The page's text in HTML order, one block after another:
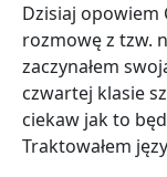
Dzisiaj opowiem
rozmowę z tzw.
zaczynałem
czwartej klasie
ciekaw jak to
Traktowałem